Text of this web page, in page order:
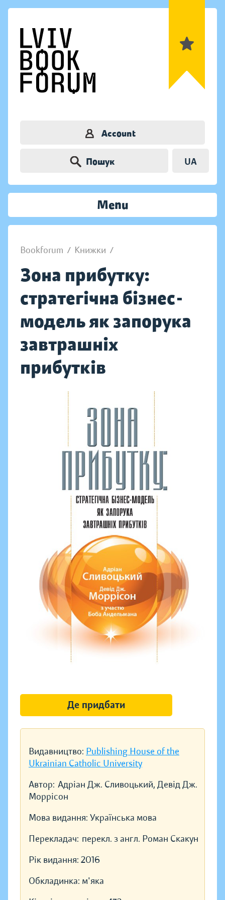
Account
Пошук UA
Menu
Bookforum / Книжки /
Зона прибутку:
стратегічна бізнес-
модель як запорука
завтрашніх
прибутків
Видавництво: Publishing House of the
Ukrainian Catholic University
Автор: Адріан Дж. Сливоцький, Девід Дж.
Моррісон
Мова видання: Українська мова
Перекладач: перекл. з англ. Роман Скакун
Рік видання: 2016
Обкладинка: м'яка
Де придбати